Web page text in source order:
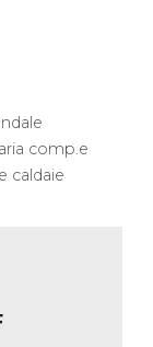
comp.e
caldaie